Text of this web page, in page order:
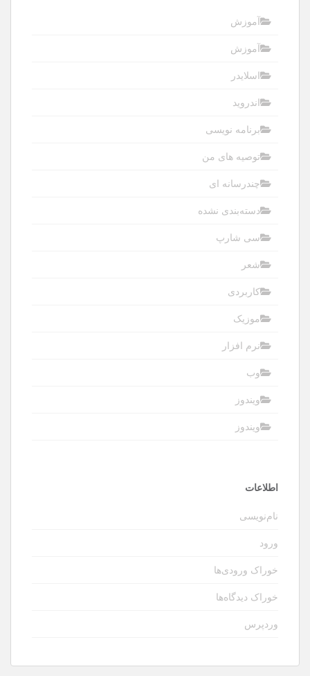
آموزش
آموزش
اسلایدر
اندروید
برنامه نویسی
توصیه های من
چندرسانه ای
دسته‌بندی نشده
سی شارپ
شعر
کاربردی
موزیک
نرم افزار
وب
ویندوز
ویندوز
اطلاعات
نام‌نویسی
ورود
خوراک ورودی‌ها
خوراک دیدگاه‌ها
وردپرس